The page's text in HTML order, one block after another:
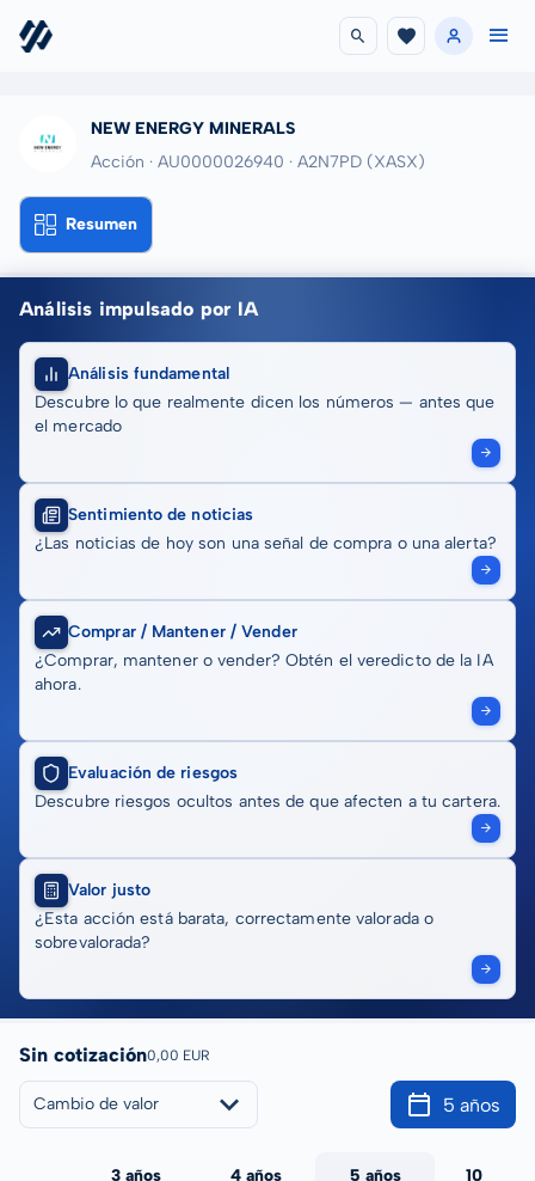
NEW ENERGY MINERALS
Acción · AU0000026940 · A2N7PD (XASX)
Resumen
Análisis impulsado por IA
Análisis fundamental
Descubre lo que realmente dicen los números — antes que
el mercado
Sentimiento de noticias
¿Las noticias de hoy son una señal de compra o una alerta?
Comprar / Mantener / Vender
¿Comprar, mantener o vender? Obtén el veredicto de la IA
ahora.
Evaluación de riesgos
Descubre riesgos ocultos antes de que afecten a tu cartera.
Valor justo
¿Esta acción está barata, correctamente valorada o
sobrevalorada?
Sin cotización0,00 EUR
Cambio de valor 5 años
3 años 4 años 5 años 10 años